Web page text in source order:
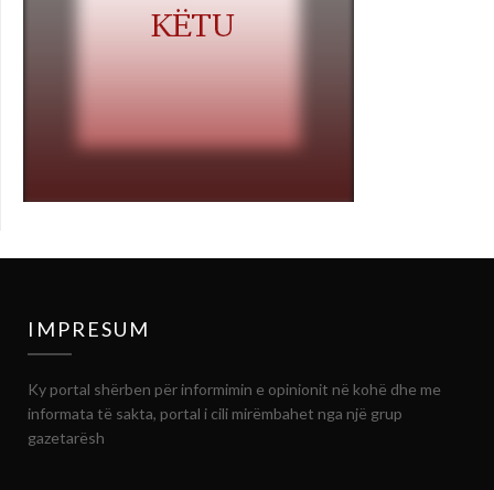
IMPRESUM
Ky portal shërben për informimin e opinionit në kohë dhe me
informata të sakta, portal i cili mirëmbahet nga një grup
gazetarësh